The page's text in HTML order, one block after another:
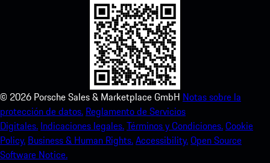
© 2026 Porsche Sales & Marketplace GmbH Notas sobre la
protección de datos. Reglamento de Servicios
Digitales. Indicaciones legales.Términos y Condiciones.Cookie
Policy. Business & Human Rights.Accessibility.Open Source
Software Notice.